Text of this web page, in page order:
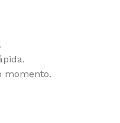
momento.